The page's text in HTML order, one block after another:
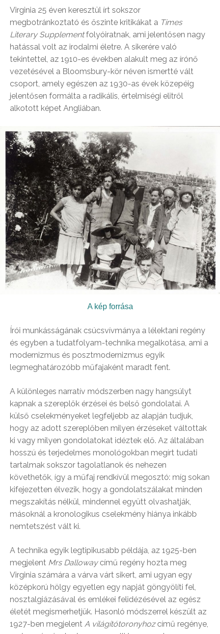
Virginia 25 éven keresztül írt sokszor
megbotránkoztató és őszinte kritikákat a Times
Literary Supplementfolyóiratnak, ami jelentősen nagy
hatással volt az irodalmi életre. A sikerére való
tekintettel, az 1910-es években alakult meg az írónő
vezetésével a Bloomsbury-kör néven ismertté vált
csoport, amely egészen az 1930-as évek közepéig
jelentősen formálta a radikális, értelmiségi elitről
alkotott képet Angliában.
A kép forrása
Írói munkásságának csúcsvívmánya a lélektani regény
és egyben a tudatfolyam-technika megalkotása, ami a
modernizmus és posztmodernizmus egyik
legmeghatározóbb műfajaként maradt fent.
A különleges narratív módszerben nagy hangsúlyt
kapnak a szereplők érzései és belső gondolatai. A
külső cselekményeket legfeljebb az alapján tudjuk,
hogy az adott szereplőben milyen érzéseket váltottak
ki vagy milyen gondolatokat idéztek elő. Az általában
hosszú és terjedelmes monológokban megírt tudati
tartalmak sokszor tagolatlanok és nehezen
követhetők, így a műfaj rendkívül megosztó: míg sokan
kifejezetten élvezik, hogy a gondolatszálakat minden
megszakítás nélkül, mindennel együtt olvashatják,
másoknál a kronologikus cselekmény hiánya inkább
nemtetszést vált ki.
A technika egyik legtipikusabb példája, az 1925-ben
megjelent Mrs Dallowaycímű regény hozta meg
Virginia számára a várva várt sikert, ami ugyan egy
középkorú hölgy egyetlen egy napját göngyölíti fel,
nosztalgiázásával és emlékei felidézésével az egész
életét megismerhetjük. Hasonló módszerrel készült az
1927-ben megjelent A világítótoronyhozcímű regénye,